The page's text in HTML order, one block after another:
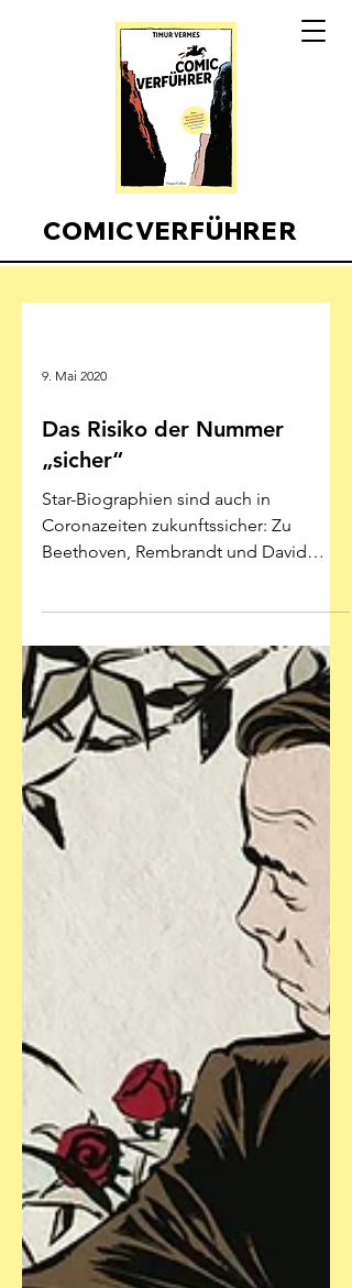
COMICVERFÜHRER
9. Mai 2020
Das Risiko der Nummer
„sicher“
Star-Biographien sind auch in
Coronazeiten zukunftssicher: Zu
Beethoven, Rembrandt und David